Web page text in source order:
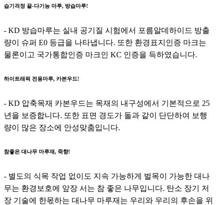
습기걱정 끝-다기능 마루, 방습마루!
- KD 방습마루는 실내 공기질 시험에서 포름알데하이드 방출
량이 슈퍼 E0 등급을 나타냅니다. 또한 환경표지인증 마크는
물론이고 국가통합인증 마크인 KC 인증을 득하였습니다.
하이트래픽 전용마루, 카본우드!
- KD 압축목재 카본우드는 목재의 내구성에서 기본적으로 25
년을 보증합니다. 또한 표면 경도가 돌과 같이 단단하여 보행
량이 많은 장소에 안성맞춤입니다.
참좋은 대나무 마루재, 죽향!
- 별도의 식목 작업 없이도 지속 가능하게 벌목이 가능한 대나
무는 환경보호에 앞장 서는 참 좋은 나무입니다. 탄소 장기 저
장 기술에 한몫하는 대나무 마루재는 우리와 우리의 후손을 위